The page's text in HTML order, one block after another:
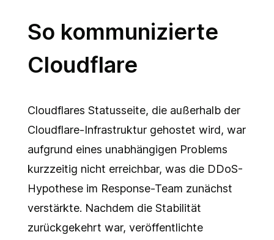
So kommunizierte
Cloudflare
Cloudflares Statusseite, die außerhalb der
Cloudflare-Infrastruktur gehostet wird, war
aufgrund eines unabhängigen Problems
kurzzeitig nicht erreichbar, was die DDoS-
Hypothese im Response-Team zunächst
verstärkte. Nachdem die Stabilität
zurückgekehrt war, veröffentlichte